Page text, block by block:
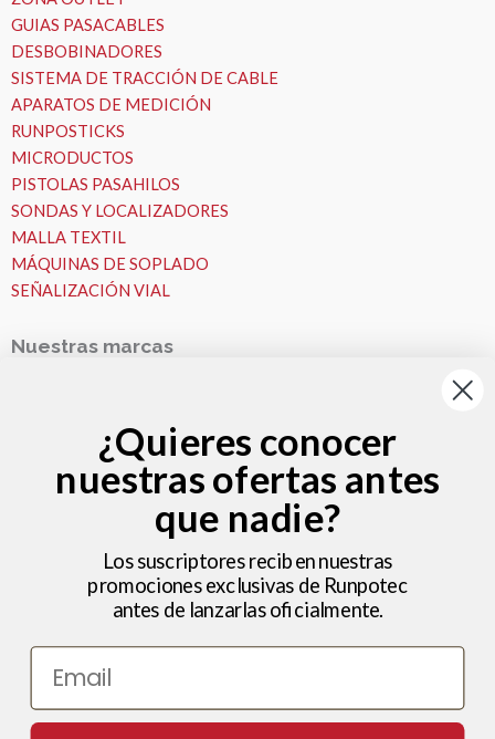
GUIAS PASACABLES
DESBOBINADORES
SISTEMA DE TRACCIÓN DE CABLE
APARATOS DE MEDICIÓN
RUNPOSTICKS
MICRODUCTOS
PISTOLAS PASAHILOS
SONDAS Y LOCALIZADORES
MALLA TEXTIL
MÁQUINAS DE SOPLADO
SEÑALIZACIÓN VIAL
Nuestras marcas
VESALA
Trabajos
Noticias
Ayuda – Preguntas Frecuentes (FAQ)
Utilizamos cookies para ofrecerte la mejor experiencia en
MICROZANJAS
Hola , bienvenido a Microzanjas
¿Podemos ayudarte?
¿Quieres conocer
nuestras ofertas antes
que nadie?
Los suscriptores reciben nuestras
promociones exclusivas de Runpotec
antes de lanzarlas oficialmente.
Email